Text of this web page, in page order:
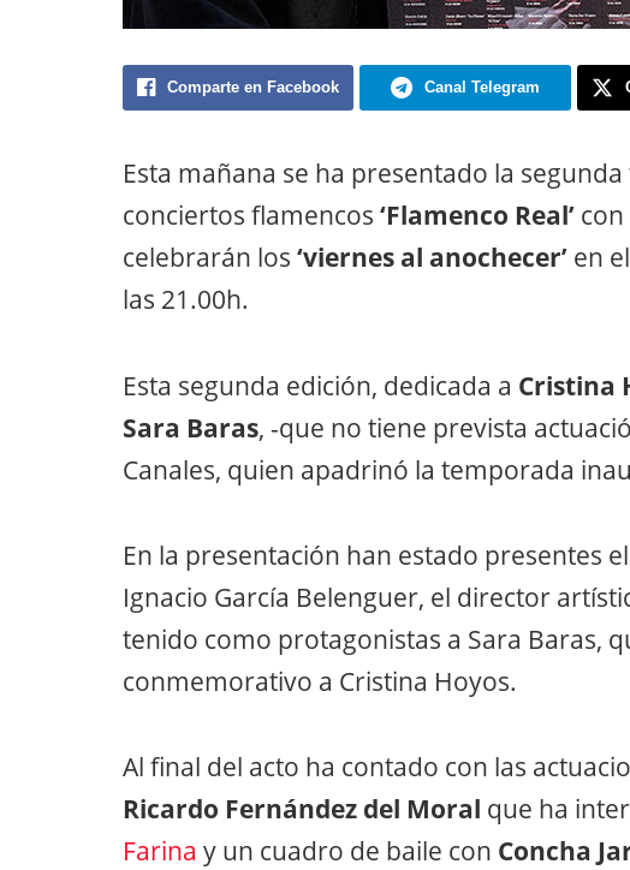
Comparte en Facebook Canal Telegram
Esta mañana se ha presentado la
conciertos flamencos ‘Flamenco Real’
celebrarán los ‘viernes al anochecer’ en
las 21.00h.
Esta segunda edición, dedicada a Cristina
Sara Baras, -que no tiene prevista
Canales, quien apadrinó la temporada
En la presentación han estado presentes
Ignacio García Belenguer, el director
tenido como protagonistas a Sara Baras,
conmemorativo a Cristina Hoyos.
Al final del acto ha contado con las
Ricardo Fernández del Moral que ha
Farina y un cuadro de baile con Concha